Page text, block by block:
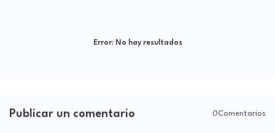
Error:No hay resultados
Publicar un comentario 0Comentarios